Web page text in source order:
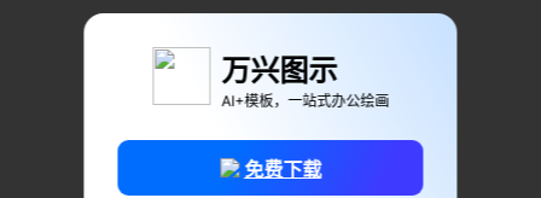
万兴图示
AI+模板，一站式办公绘画
免费下载